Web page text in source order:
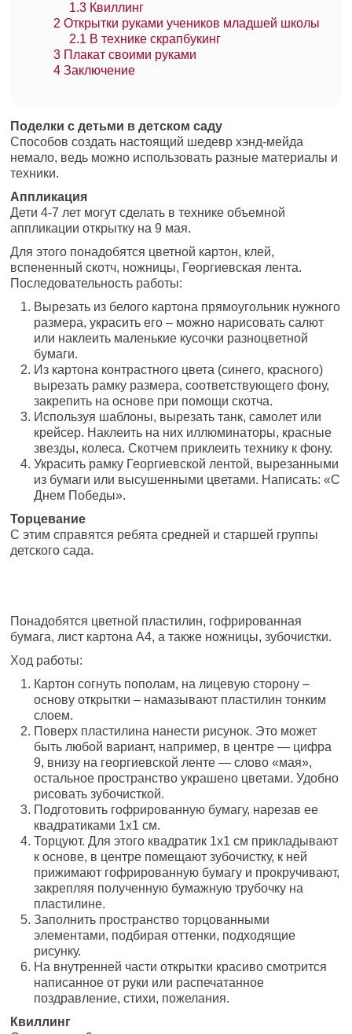
1.3 Квиллинг
2 Открытки руками учеников младшей школы
2.1 В технике скрапбукинг
3 Плакат своими руками
4 Заключение
Поделки с детьми в детском саду
Способов создать настоящий шедевр хэнд-мейда
немало, ведь можно использовать разные материалы и
техники.
Аппликация
Дети 4-7 лет могут сделать в технике объемной
аппликации открытку на 9 мая.
Для этого понадобятся цветной картон, клей,
вспененный скотч, ножницы, Георгиевская лента.
Последовательность работы:
Вырезать из белого картона прямоугольник нужного
размера, украсить его – можно нарисовать салют
или наклеить маленькие кусочки разноцветной
бумаги.
Из картона контрастного цвета (синего, красного)
вырезать рамку размера, соответствующего фону,
закрепить на основе при помощи скотча.
Используя шаблоны, вырезать танк, самолет или
крейсер. Наклеить на них иллюминаторы, красные
звезды, колеса. Скотчем приклеить технику к фону.
Украсить рамку Георгиевской лентой, вырезанными
из бумаги или высушенными цветами. Написать: «С
Днем Победы».
Торцевание
С этим справятся ребята средней и старшей группы
детского сада.
Понадобятся цветной пластилин, гофрированная
бумага, лист картона А4, а также ножницы, зубочистки.
Ход работы:
Картон согнуть пополам, на лицевую сторону –
основу открытки – намазывают пластилин тонким
слоем.
Поверх пластилина нанести рисунок. Это может
быть любой вариант, например, в центре — цифра
9, внизу на георгиевской ленте — слово «мая»,
остальное пространство украшено цветами. Удобно
рисовать зубочисткой.
Подготовить гофрированную бумагу, нарезав ее
квадратиками 1х1 см.
Торцуют. Для этого квадратик 1х1 см прикладывают
к основе, в центре помещают зубочистку, к ней
прижимают гофрированную бумагу и прокручивают,
закрепляя полученную бумажную трубочку на
пластилине.
Заполнить пространство торцованными
элементами, подбирая оттенки, подходящие
рисунку.
На внутренней части открытки красиво смотрится
написанное от руки или распечатанное
поздравление, стихи, пожелания.
Квиллинг